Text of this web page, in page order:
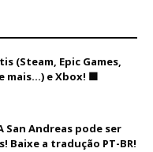
(Steam, Epic Games,
mais...) e Xbox! 🟩
San Andreas pode ser
Baixe a tradução PT-BR!